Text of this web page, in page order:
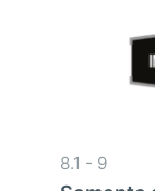
8.1 - 9